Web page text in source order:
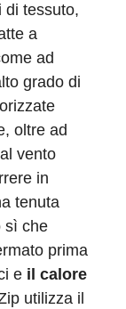
di tessuto,
a
ad
grado di
oltre ad
vento
in
tenuta
sì che
prima
e il calore
utilizza il